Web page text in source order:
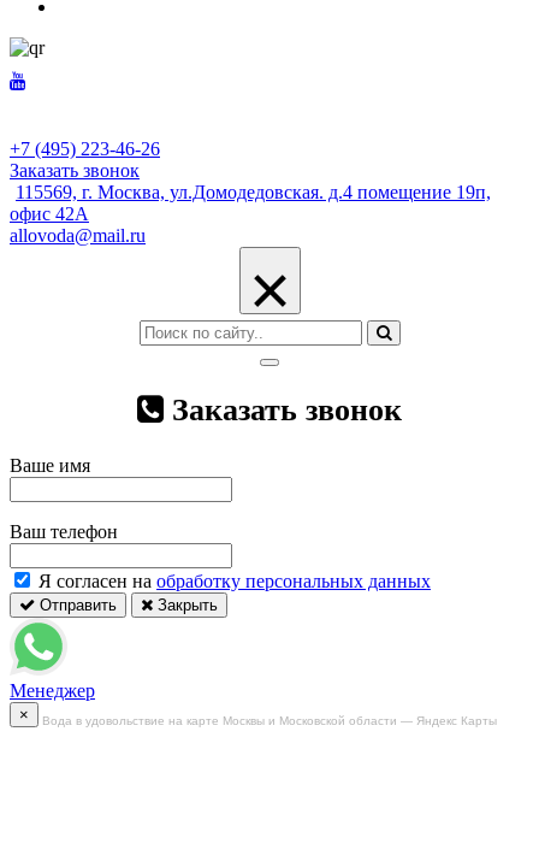
Вода в удовольствие на карте Москвы и Московской области — Яндекс Карты
+7 (495) 223-46-26
Заказать звонок
115569, г. Москва, ул.Домодедовская. д.4 помещение 19п,
офис 42А
allovoda@mail.ru
×
Заказать звонок
Ваше имя
Ваш телефон
Я согласен на обработку персональных данных
Отправить Закрыть
Менеджер
×